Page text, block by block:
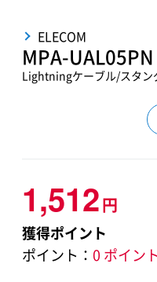
ELECOM
MPA-UAL05PN
Lightningケーブル/スタ
1,512円
獲得ポイント
ポイント： 0 ポイン